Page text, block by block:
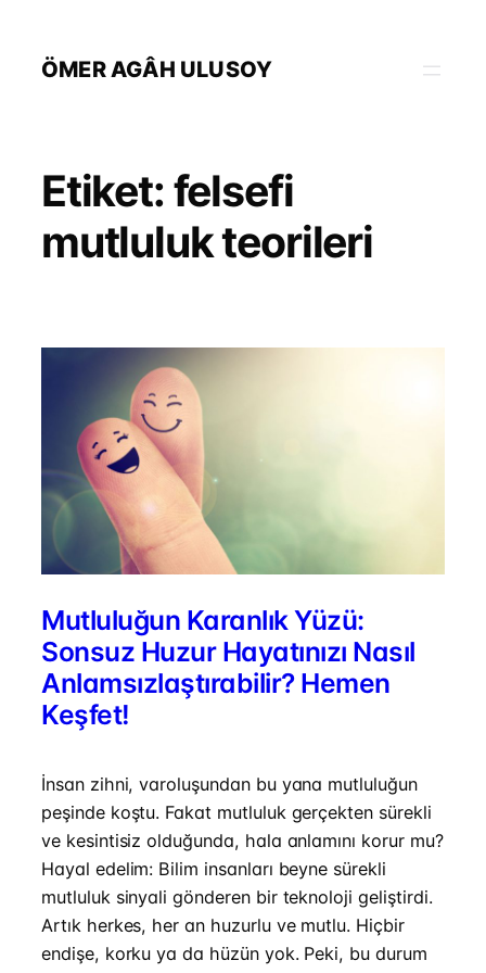
ÖMER AGÂH ULUSOY
Etiket: felsefi
mutluluk teorileri
Mutluluğun Karanlık Yüzü:
Sonsuz Huzur Hayatınızı Nasıl
Anlamsızlaştırabilir? Hemen
Keşfet!
İnsan zihni, varoluşundan bu yana mutluluğun
peşinde koştu. Fakat mutluluk gerçekten sürekli
ve kesintisiz olduğunda, hala anlamını korur mu?
Hayal edelim: Bilim insanları beyne sürekli
mutluluk sinyali gönderen bir teknoloji geliştirdi.
Artık herkes, her an huzurlu ve mutlu. Hiçbir
endişe, korku ya da hüzün yok. Peki, bu durum